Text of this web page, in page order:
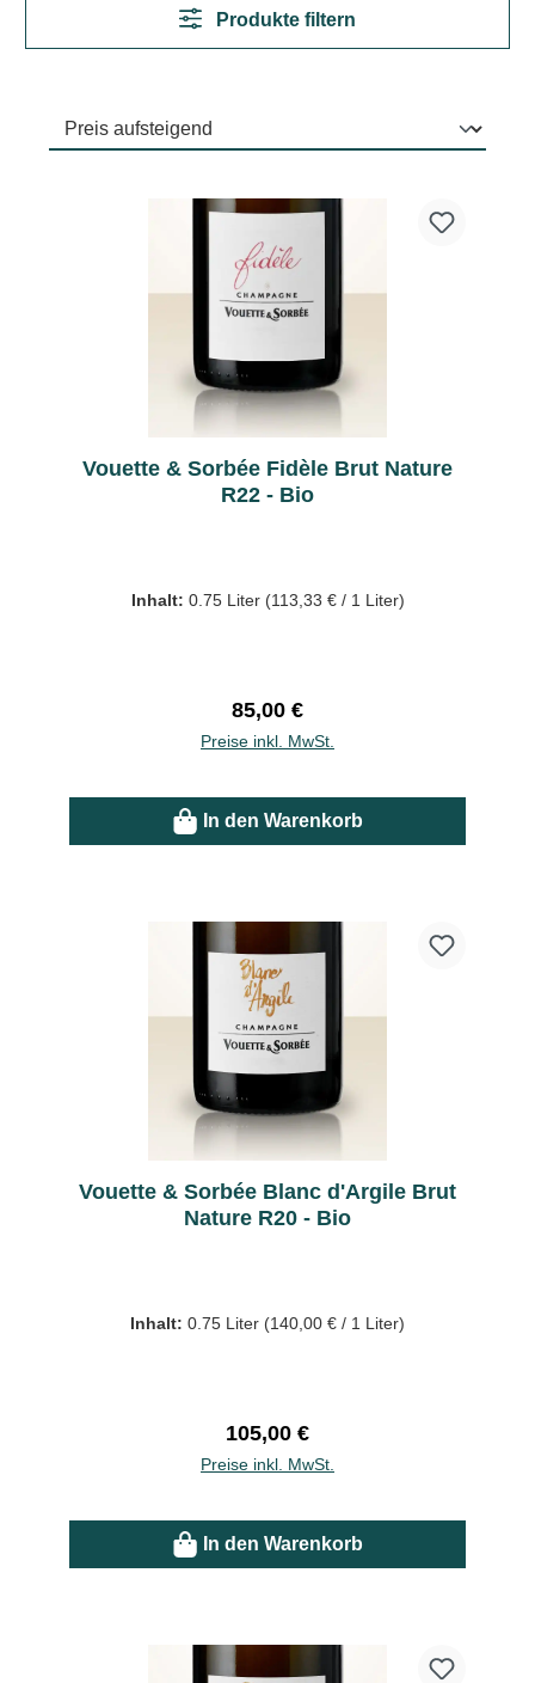
Produkte filtern
Vouette & Sorbée Fidèle Brut Nature
R22 - Bio
Inhalt: 0.75 Liter (113,33 € / 1 Liter)
Regulärer Preis:
85,00 €
Preise inkl. MwSt.
In den Warenkorb
Vouette & Sorbée Blanc d'Argile Brut
Nature R20 - Bio
Inhalt: 0.75 Liter (140,00 € / 1 Liter)
Regulärer Preis:
105,00 €
Preise inkl. MwSt.
In den Warenkorb